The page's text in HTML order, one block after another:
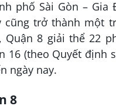
phố Sài Gòn –
cũng trở thành một
Quận 8 giải thể 22
16 (theo Quyết định
ngày nay.
8